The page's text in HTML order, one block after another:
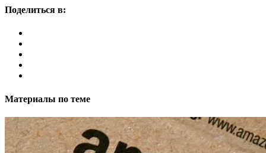
Поделиться в:
Материалы по теме